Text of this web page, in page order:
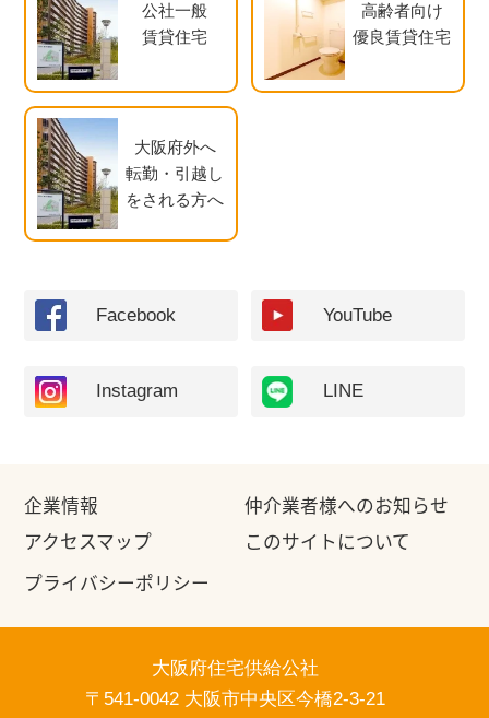
公社一般
賃貸住宅
高齢者向け
優良賃貸住宅
大阪府外へ
転勤・引越し
をされる方へ
Facebook YouTube
Instagram LINE
企業情報
仲介業者様へのお知らせ
アクセスマップ
このサイトについて
プライバシーポリシー
大阪府住宅供給公社
〒541-0042 大阪市中央区今橋2-3-21